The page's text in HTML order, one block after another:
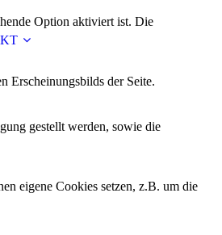
Option aktiviert ist. Die
Erscheinungsbilds der Seite.
gestellt werden, sowie die
eigene Cookies setzen, z.B. um die